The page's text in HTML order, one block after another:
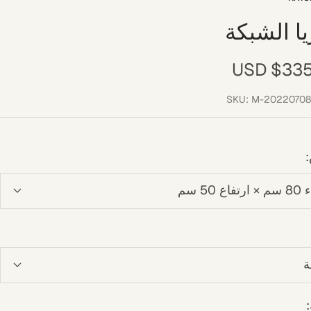
الشبكة
SKU: M-
سم